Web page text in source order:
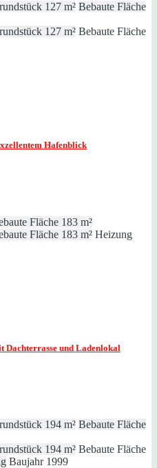
127 m² Bebaute Fläche
127 m² Bebaute Fläche
Hafenblick
Fläche 183 m²
Fläche 183 m² Heizung
Dachterrasse und Ladenlokal
194 m² Bebaute Fläche
194 m² Bebaute Fläche
Baujahr 1999